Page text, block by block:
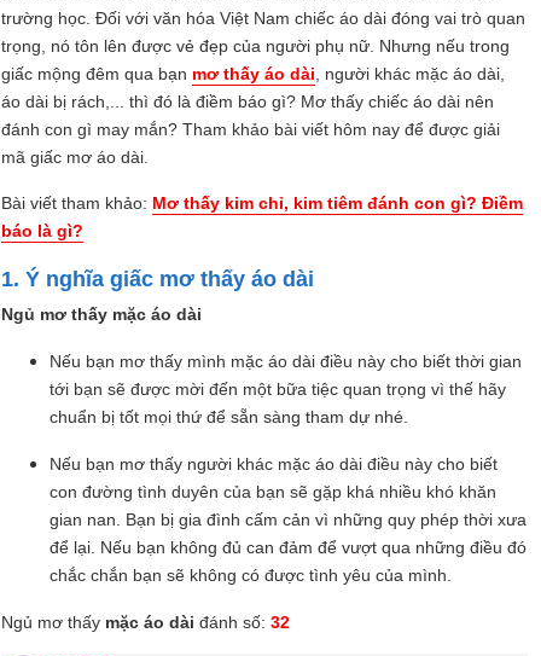
trường học. Đối với văn hóa Việt Nam chiếc áo dài đóng vai trò quan
trọng, nó tôn lên được vẻ đẹp của người phụ nữ. Nhưng nếu trong
giấc mộng đêm qua bạn mơ thấy áo dài , người khác mặc áo dài,
áo dài bị rách,... thì đó là điềm báo gì? Mơ thấy chiếc áo dài nên
đánh con gì may mắn? Tham khảo bài viết hôm nay để được giải
mã giấc mơ áo dài.
Bài viết tham khảo: Mơ thấy kim chỉ, kim tiêm đánh con gì? Điềm
báo là gì?
1. Ý nghĩa giấc mơ thấy áo dài
Ngủ mơ thấy mặc áo dài
Nếu bạn mơ thấy mình mặc áo dài điều này cho biết thời gian
tới bạn sẽ được mời đến một bữa tiệc quan trọng vì thế hãy
chuẩn bị tốt mọi thứ để sẵn sàng tham dự nhé.
Nếu bạn mơ thấy người khác mặc áo dài điều này cho biết
con đường tình duyên của bạn sẽ gặp khá nhiều khó khăn
gian nan. Bạn bị gia đình cấm cản vì những quy phép thời xưa
để lại. Nếu bạn không đủ can đảm để vượt qua những điều đó
chắc chắn bạn sẽ không có được tình yêu của mình.
Ngủ mơ thấy mặc áo dài đánh số: 32